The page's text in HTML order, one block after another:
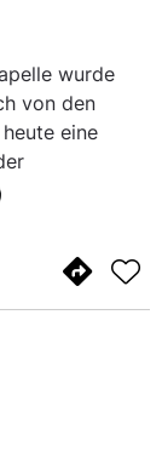
wurde
von den
eine
in den
ist